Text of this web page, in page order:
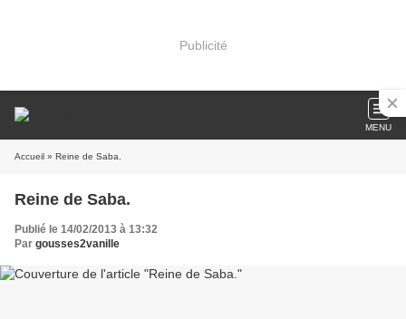
Publicité
MENU
Accueil » Reine de Saba.
Reine de Saba.
Publié le 14/02/2013 à 13:32
Par gousses2vanille